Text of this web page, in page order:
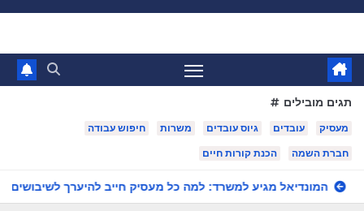
Skip
content
תגים מובילים
מעסיק עובדים גיוס עובדים משרות חיפוש עבודה
חברת השמה הכנת קורות חיים
ממשרדים ועד מוסדות ושטחים מסחריים: מדוע עסקים מחפשים כיום שירותי ניקיון מקצועיים וגמישים? למה כל מעסיק חייב להיערך לשיבושים הקרובים